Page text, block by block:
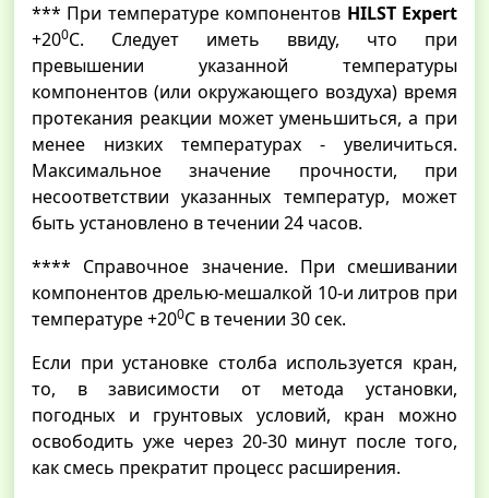
*** При температуре компонентов HILST Expert
+200С. Следует иметь ввиду, что при
превышении указанной температуры
компонентов (или окружающего воздуха) время
протекания реакции может уменьшиться, а при
менее низких температурах - увеличиться.
Максимальное значение прочности, при
несоответствии указанных температур, может
быть установлено в течении 24 часов.
**** Справочное значение. При смешивании
компонентов дрелью-мешалкой 10-и литров при
температуре +200С в течении 30 сек.
Если при установке столба используется кран,
то, в зависимости от метода установки,
погодных и грунтовых условий, кран можно
освободить уже через 20-30 минут после того,
как смесь прекратит процесс расширения.